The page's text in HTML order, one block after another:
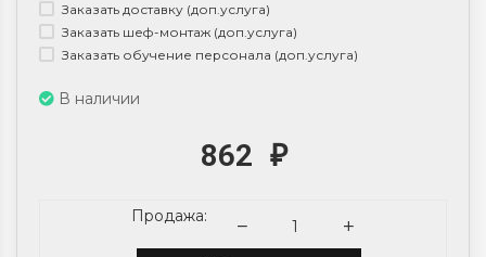
Заказать доставку (доп.услуга)
Заказать шеф-монтаж (доп.услуга)
Заказать обучение персонала (доп.услуга)
В наличии
862 ₽
Продажа: